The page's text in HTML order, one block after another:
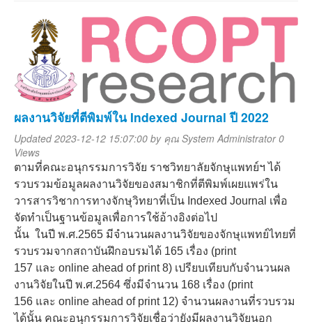
ผลงานวิจัยที่ตีพิมพ์ใน Indexed Journal ปี 2022
Updated 2023-12-12 15:07:00 by คุณ System Administrator0
Views
ตามที่คณะอนุกรรมการวิจัย ราชวิทยาลัยจักษุแพทย์ฯ ได้
รวบรวมข้อมูลผลงานวิจัยของสมาชิกที่ตีพิมพ์เผยแพร่ใน
วารสารวิชาการทางจักษุวิทยาที่เป็น Indexed Journal เพื่อ
จัดทำเป็นฐานข้อมูลเพื่อการใช้อ้างอิงต่อไป
นั้น ในปี พ.ศ.2565 มีจำนวนผลงานวิจัยของจักษุแพทย์ไทยที่
รวบรวมจากสถาบันฝึกอบรมได้ 165 เรื่อง (print
157 และ online ahead of print 8) เปรียบเทียบกับจำนวนผล
งานวิจัยในปี พ.ศ.2564 ซึ่งมีจำนวน 168 เรื่อง (print
156 และ online ahead of print 12) จำนวนผลงานที่รวบรวม
ได้นั้น คณะอนุกรรมการวิจัยเชื่อว่ายังมีผลงานวิจัยนอก